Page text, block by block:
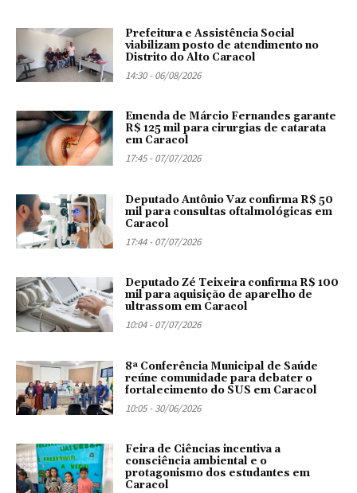
Prefeitura e Assistência Social
viabilizam posto de atendimento no
Distrito do Alto Caracol
14:30 - 06/08/2026
Emenda de Márcio Fernandes garante
R$ 125 mil para cirurgias de catarata
em Caracol
17:45 - 07/07/2026
Deputado Antônio Vaz confirma R$ 50
mil para consultas oftalmológicas em
Caracol
17:44 - 07/07/2026
Deputado Zé Teixeira confirma R$ 100
mil para aquisição de aparelho de
ultrassom em Caracol
10:04 - 07/07/2026
8ª Conferência Municipal de Saúde
reúne comunidade para debater o
fortalecimento do SUS em Caracol
10:05 - 30/06/2026
Feira de Ciências incentiva a
consciência ambiental e o
protagonismo dos estudantes em
Caracol